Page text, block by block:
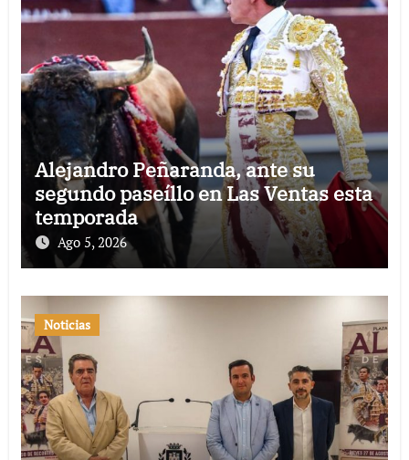
Alejandro Peñaranda, ante su
segundo paseíllo en Las Ventas esta
temporada
Ago 5, 2026
Noticias